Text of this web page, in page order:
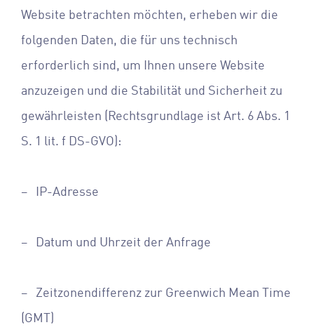
Website betrachten möchten, erheben wir die
folgenden Daten, die für uns technisch
erforderlich sind, um Ihnen unsere Website
anzuzeigen und die Stabilität und Sicherheit zu
gewährleisten (Rechtsgrundlage ist Art. 6 Abs. 1
S. 1 lit. f DS-GVO):
– IP-Adresse
– Datum und Uhrzeit der Anfrage
– Zeitzonendifferenz zur Greenwich Mean Time
(GMT)